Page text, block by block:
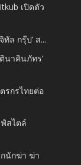
เปิดตัว
ทัล กรุ๊ป’ ส...
นาคินภัทร’
รกรไทยต่อ
สไตล์
นักฆ่า ฆ่า